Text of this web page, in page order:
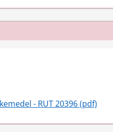
- RUT 20396 (pdf)